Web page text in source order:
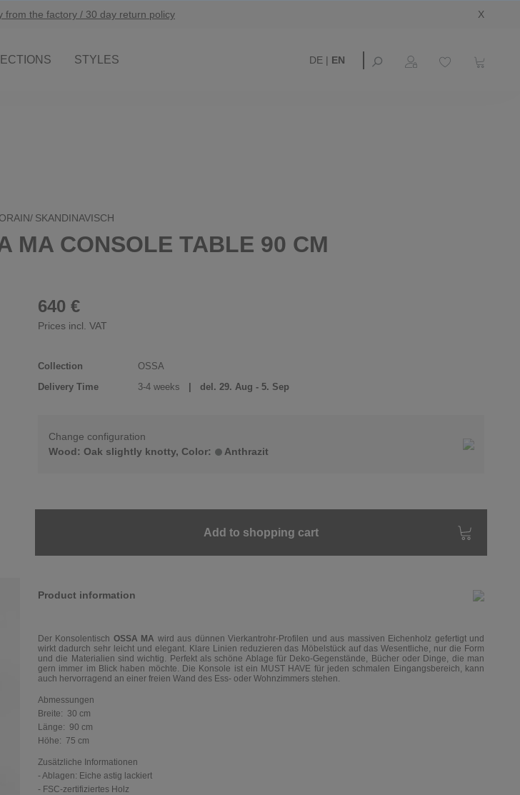
from the factory / 30 day return policy X
STYLES DE | EN
SKANDINAVISCH
MA CONSOLE TABLE 90 CM
640 €
Prices incl. VAT
Collection
OSSA
Delivery Time
3-4 weeks | del. 29. Aug - 5. Sep
Change configuration
Wood: Oak slightly knotty, Color:
Anthrazit
Add to shopping cart
Product information
Der Konsolentisch OSSA MA wird aus dünnen Vierkantrohr-Profilen und aus massiven Eichenholz gefertigt und
wirkt dadurch sehr leicht und elegant. Klare Linien reduzieren das Möbelstück auf das Wesentliche, nur die Form
und die Materialien sind wichtig. Perfekt als schöne Ablage für Deko-Gegenstände, Bücher oder Dinge, die man
gern immer im Blick haben möchte. Die Konsole ist ein MUST HAVE für jeden schmalen Eingangsbereich, kann
auch hervorragend an einer freien Wand des Ess- oder Wohnzimmers stehen.
Abmessungen
Breite: 30 cm
Länge: 90 cm
Höhe: 75 cm
Zusätzliche Informationen
- Ablagen: Eiche astig lackiert
- FSC-zertifiziertes Holz